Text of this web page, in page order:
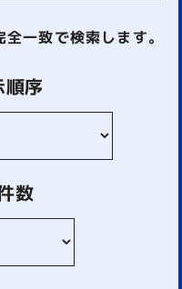
一致で検索します。
順序
数